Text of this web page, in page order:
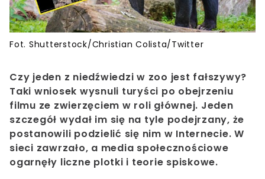
Fot. Shutterstock/Christian Colista/Twitter
Czy jeden z niedźwiedzi w zoo jest fałszywy?
Taki wniosek wysnuli turyści po obejrzeniu
filmu ze zwierzęciem w roli głównej. Jeden
szczegół wydał im się na tyle podejrzany, że
postanowili podzielić się nim w Internecie. W
sieci zawrzało, a media społecznościowe
ogarnęły liczne plotki i teorie spiskowe.